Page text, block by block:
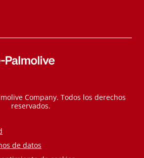
Company. Todos los derechos
reservados.
de datos